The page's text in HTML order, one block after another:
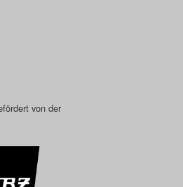
Blog
Blog
Alumni
von der